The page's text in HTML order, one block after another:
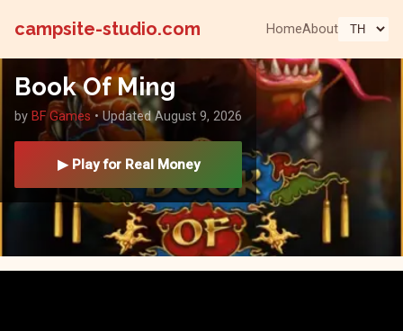
campsite-studio.com HomeAbout
Book Of Ming
by BF Games • Updated August 9, 2026
▶ Play for Real Money